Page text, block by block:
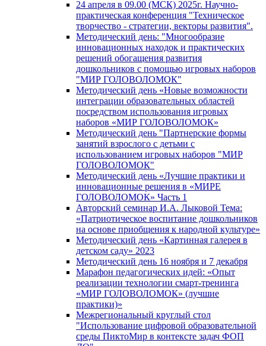
24 апреля в 09.00 (МСК) 2025г. Научно-
практическая конференция "Техническое
творчество - стратегии, векторы развития".
Методический день: "Многообразие
инновационных находок и практических
решений обогащения развития
дошкольников с помощью игровых наборов
"МИР ГОЛОВОЛОМОК"
Методический день «Новые возможности
интеграции образовательных областей
посредством использования игровых
наборов «МИР ГОЛОВОЛОМОК»
Методический день "Партнерские формы
занятий взрослого с детьми с
использованием игровых наборов "МИР
ГОЛОВОЛОМОК"
Методический день «Лучшие практики и
инновационные решения в «МИРЕ
ГОЛОВОЛОМОК» Часть 1
Авторский семинар И.А. Лыковой Тема:
«Патриотическое воспитание дошкольников
на основе приобщения к народной культуре»
Методический день «Картинная галерея в
детском саду» 2023
Методический день 16 ноября и 7 декабря
Марафон педагогических идей: «Опыт
реализации технологии смарт-тренинга
«МИР ГОЛОВОЛОМОК» (лучшие
практики)»
Межрегиональный круглый стол
"Использование цифровой образовательной
среды ПиктоМир в контексте задач ФОП